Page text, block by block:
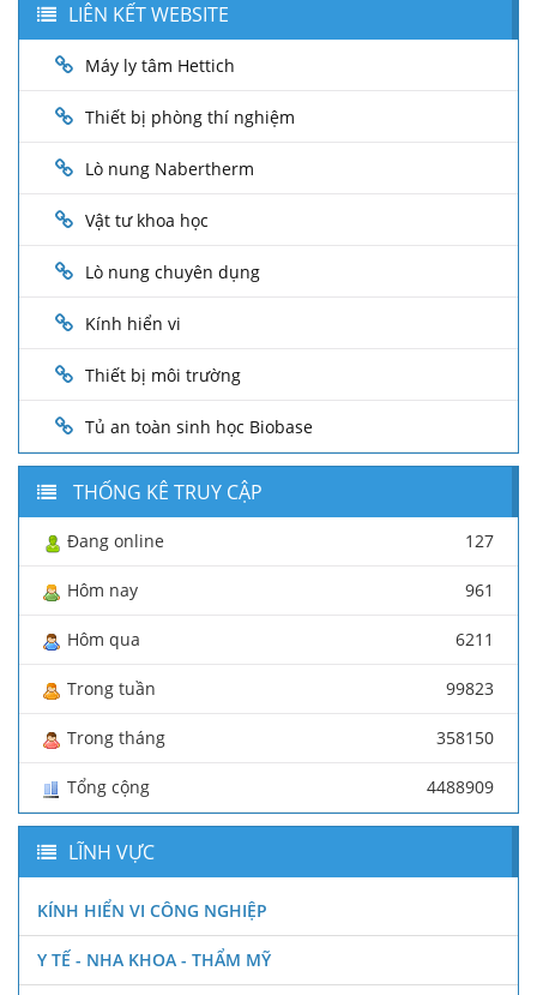
LIÊN KẾT WEBSITE
Máy ly tâm Hettich
Thiết bị phòng thí nghiệm
Lò nung Nabertherm
Vật tư khoa học
Lò nung chuyên dụng
Kính hiển vi
Thiết bị môi trường
Tủ an toàn sinh học Biobase
THỐNG KÊ TRUY CẬP
Đang online 127
Hôm nay 961
Hôm qua 6211
Trong tuần 99823
Trong tháng 358150
Tổng cộng 4488909
LĨNH VỰC
KÍNH HIỂN VI CÔNG NGHIỆP
Y TẾ - NHA KHOA - THẨM MỸ